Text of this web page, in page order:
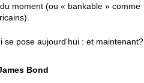
moment (ou « bankable » comme
se pose aujourd'hui : et maintenant?
Bond